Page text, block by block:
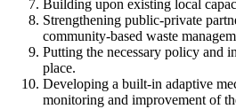
Building upon existing local
Strengthening public-private
community-based waste
Putting the necessary policy and
place.
Developing a built-in adaptive
monitoring and improvement of